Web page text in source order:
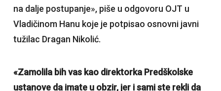
na dalje postupanje», piše u odgovoru OJT u
Vladičinom Hanu koje je potpisao osnovni javni
tužilac Dragan Nikolić.
«Zamolila bih vas kao direktorka Predškolske
ustanove da imate u obzir, jer i sami ste rekli da